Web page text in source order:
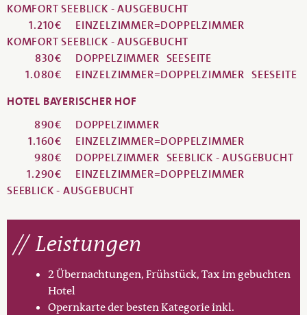
KOMFORT SEEBLICK - AUSGEBUCHT
1.210€
EINZELZIMMER=DOPPELZIMMER
KOMFORT SEEBLICK - AUSGEBUCHT
830€
DOPPELZIMMER SEESEITE
1.080€
EINZELZIMMER=DOPPELZIMMER SEESEITE
HOTEL BAYERISCHER HOF
890€
DOPPELZIMMER
1.160€
EINZELZIMMER=DOPPELZIMMER
980€
DOPPELZIMMER SEEBLICK - AUSGEBUCHT
1.290€
EINZELZIMMER=DOPPELZIMMER
SEEBLICK - AUSGEBUCHT
Leistungen
2 Übernachtungen, Frühstück, Tax im gebuchten
Hotel
Opernkarte der besten Kategorie inkl.